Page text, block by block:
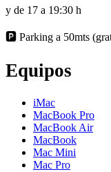
y de 17 a 19:30 h
🅿️ Parking a 50mts
Equipos
iMac
MacBook Pro
MacBook Air
MacBook
Mac Mini
Mac Pro